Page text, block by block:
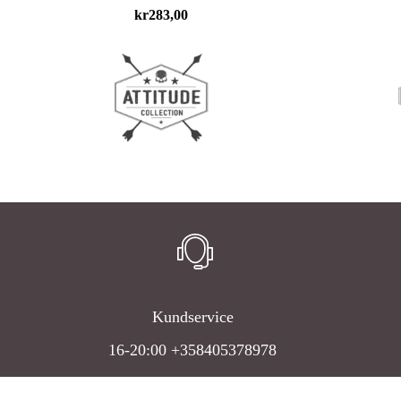
kr283,00
Kundservice
16-20:00 +358405378978